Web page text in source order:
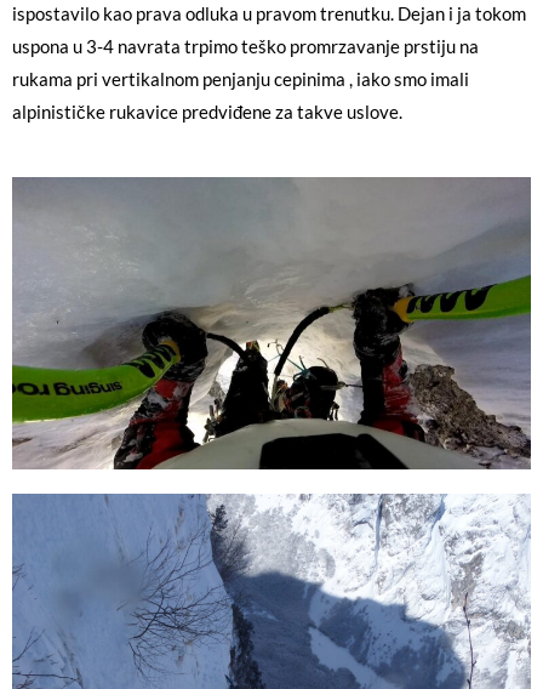
ispostavilo kao prava odluka u pravom trenutku. Dejan i ja tokom
uspona u 3-4 navrata trpimo teško promrzavanje prstiju na
rukama pri vertikalnom penjanju cepinima , iako smo imali
alpinističke rukavice predviđene za takve uslove.